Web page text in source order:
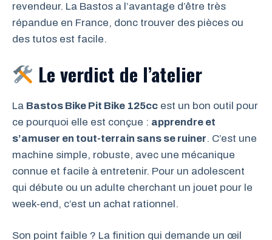
revendeur. La Bastos a l’avantage d’être très
répandue en France, donc trouver des pièces ou
des tutos est facile.
Le verdict de l’atelier
La Bastos Bike Pit Bike 125cc est un bon outil pour
ce pourquoi elle est conçue : apprendre et
s’amuser en tout-terrain sans se ruiner. C’est une
machine simple, robuste, avec une mécanique
connue et facile à entretenir. Pour un adolescent
qui débute ou un adulte cherchant un jouet pour le
week-end, c’est un achat rationnel.
Son point faible ? La finition qui demande un œil